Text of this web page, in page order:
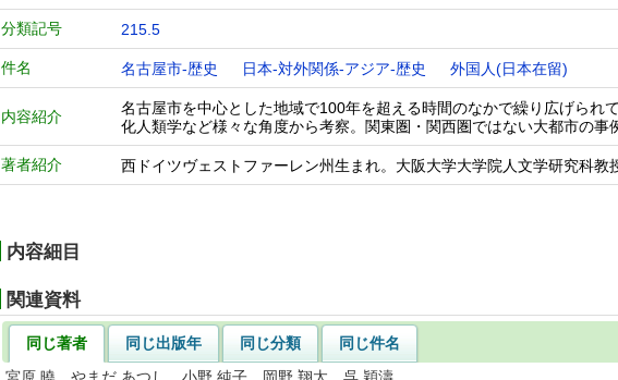
分類記号 215.5
件名 名古屋市-歴史 日本-対外関係-アジア-歴史 外国人(日本在留)
内容紹介
名古屋市を中心とした地域で100年を超える時間のなかで繰り広げられ
化人類学など様々な角度から考察。関東圏・関西圏ではない大都市の事
著者紹介 西ドイツヴェストファーレン州生まれ。大阪大学大学院人文学研究科教
内容細目
関連資料
同じ著者 同じ出版年 同じ分類
同じ件名